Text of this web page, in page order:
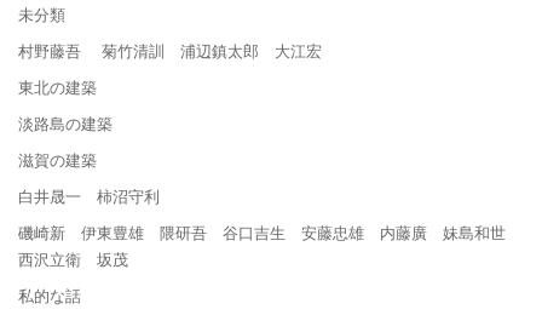
未分類
村野藤吾 菊竹清訓 浦辺鎮太郎 大江宏
東北の建築
淡路島の建築
滋賀の建築
白井晟一 柿沼守利
磯崎新 伊東豊雄 隈研吾 谷口吉生 安藤忠雄 内藤廣 妹島和世
西沢立衛 坂茂
私的な話